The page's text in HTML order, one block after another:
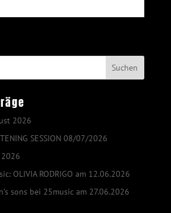
2026
SESSION 08/07/2026
2026
OLIVIA RODRIGO am 12.06.2026
sons bei 25music am 27.06.2026